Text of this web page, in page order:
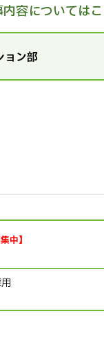
容については
ョン部
中】